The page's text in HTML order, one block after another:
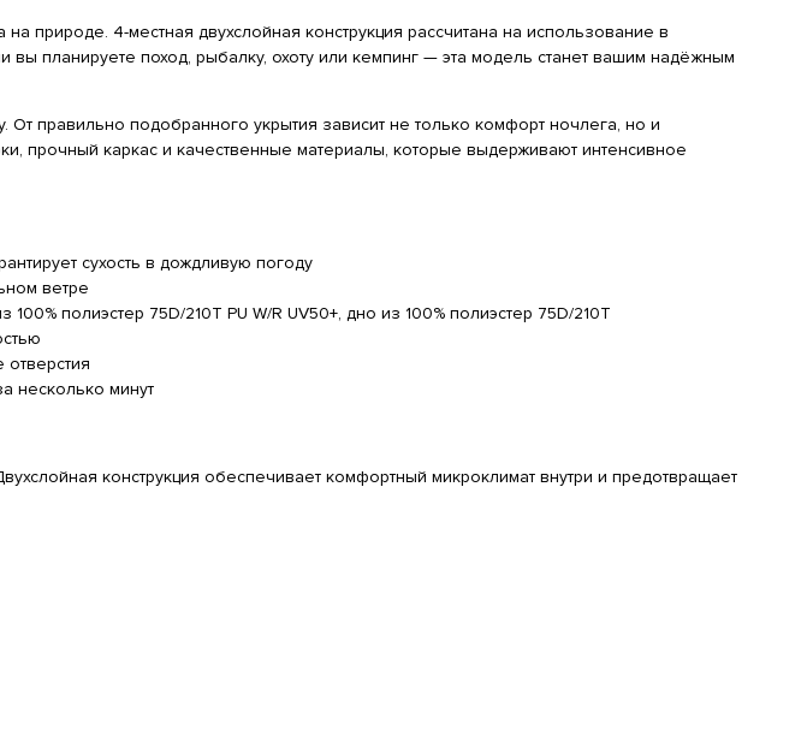
природе. 4-местная двухслойная конструкция рассчитана на использование в
планируете поход, рыбалку, охоту или кемпинг — эта модель станет вашим надёжным
правильно подобранного укрытия зависит не только комфорт ночлега, но и
прочный каркас и качественные материалы, которые выдерживают интенсивное
сухость в дождливую погоду
ветре
полиэстер 75D/210T PU W/R UV50+, дно из 100% полиэстер 75D/210Т
несколько минут
конструкция обеспечивает комфортный микроклимат внутри и предотвращает